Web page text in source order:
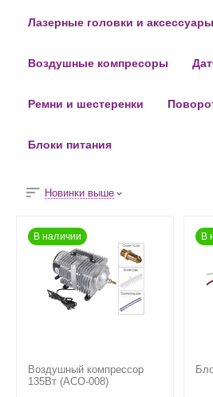
Лазерные головки и аксессуары
Воздушные компресоры
Ремни и шестеренки
Блоки питания
Новинки выше
В наличии
Воздушный компрессор
135Вт (ACO-008)
В